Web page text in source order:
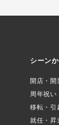
シーン
開店・開
周年祝い
移転・引
就任・昇